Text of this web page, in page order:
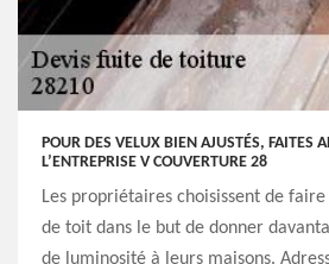
POUR DES VELUX BIEN AJUSTÉS, FAITES
L’ENTREPRISE V COUVERTURE 28
Les propriétaires choisissent de
de toit dans le but de donner
de luminosité à leurs maisons.